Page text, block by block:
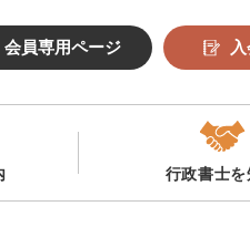
会員専用ページ
行政書士を